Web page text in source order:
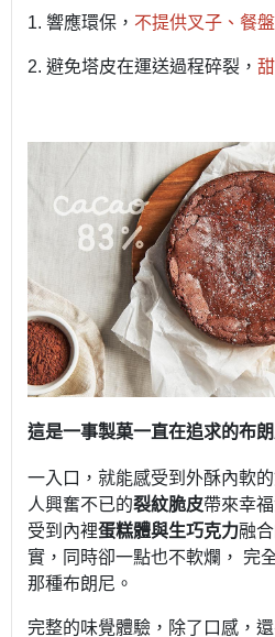
1. 響應環保， 不提供叉子、餐
2. 避免塔皮在運送過程碎裂，
這是一事製菓一直在追求的布朗
一入口，就能感受到外酥內軟
人興奮不已的裂紋脆皮帶來幸
受到內裡蛋糕體與生巧克力融
實，同時卻一點也不軟爛， 完
那種布朗尼。
完整的味覺體驗，除了口感，還